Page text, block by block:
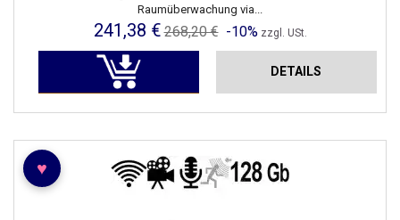
Raumüberwachung via...
241,38 €268,20 € -10% zzgl. USt.
DETAILS
♥